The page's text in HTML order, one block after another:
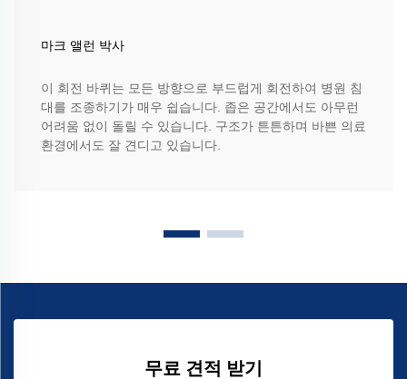
마크 앨런 박사
이 회전 바퀴는 모든 방향으로 부드럽게 회전하여 병원 침
대를 조종하기가 매우 쉽습니다. 좁은 공간에서도 아무런
어려움 없이 돌릴 수 있습니다. 구조가 튼튼하며 바쁜 의료
환경에서도 잘 견디고 있습니다.
무료 견적 받기